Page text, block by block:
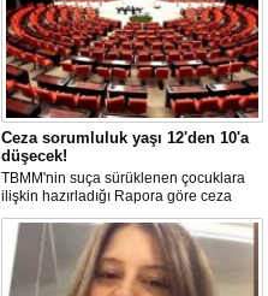
Ceza sorumluluk yaşı 12'den 10'a
düşecek!
TBMM'nin suça sürüklenen çocuklara
ilişkin hazırladığı Rapora göre ceza
sorumluluğu yaşının; 12'den 10'a
düşürülmesi planlanıyor.